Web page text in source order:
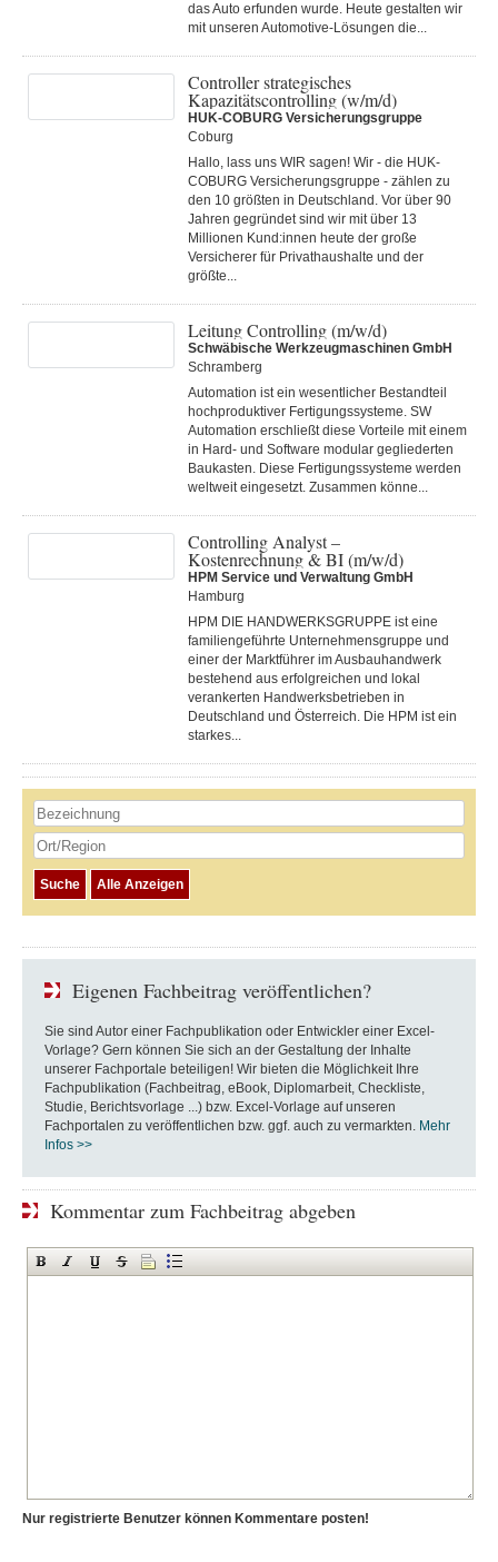
das Auto erfunden wurde. Heute gestalten wir
mit unseren Automotive-Lösungen die...
Controller strategisches
Kapazitätscontrolling (w/m/d)
HUK-COBURG Versicherungsgruppe
Coburg
Hallo, lass uns WIR sagen! Wir - die HUK-
COBURG Versicherungsgruppe - zählen zu
den 10 größten in Deutschland. Vor über 90
Jahren gegründet sind wir mit über 13
Millionen Kund:innen heute der große
Versicherer für Privathaushalte und der
größte...
Leitung Controlling (m/w/d)
Schwäbische Werkzeugmaschinen GmbH
Schramberg
Automation ist ein wesentlicher Bestandteil
hochproduktiver Fertigungssysteme. SW
Automation erschließt diese Vorteile mit einem
in Hard- und Software modular gegliederten
Baukasten. Diese Fertigungs­systeme werden
weltweit eingesetzt. Zusammen könne...
Controlling Analyst –
Kostenrechnung & BI (m/w/d)
HPM Service und Verwaltung GmbH
Hamburg
HPM DIE HANDWERKSGRUPPE ist eine
familien­geführte Unternehmens­gruppe und
einer der Markt­führer im Ausbau­handwerk
bestehend aus erfolg­reichen und lokal
verankerten Hand­werks­betrieben in
Deutschland und Österreich. Die HPM ist ein
starkes...
Eigenen Fachbeitrag veröffentlichen?
Sie sind Autor einer Fachpublikation oder Entwickler einer Excel-
Vorlage? Gern können Sie sich an der Gestaltung der Inhalte
unserer Fachportale beteiligen! Wir bieten die Möglichkeit Ihre
Fachpublikation (Fachbeitrag, eBook, Diplomarbeit, Checkliste,
Studie, Berichtsvorlage ...) bzw. Excel-Vorlage auf unseren
Fachportalen zu veröffentlichen bzw. ggf. auch zu vermarkten. Mehr
Infos >>
Kommentar zum Fachbeitrag abgeben
Nur registrierte Benutzer können Kommentare posten!